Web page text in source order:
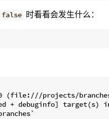
false 时看看会发生什么：
(file:///projects/
+ debuginfo] target(s)